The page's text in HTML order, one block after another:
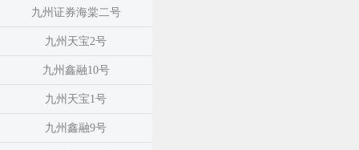
九州证券海棠二号
九州天宝2号
九州鑫融10号
九州天宝1号
九州鑫融9号